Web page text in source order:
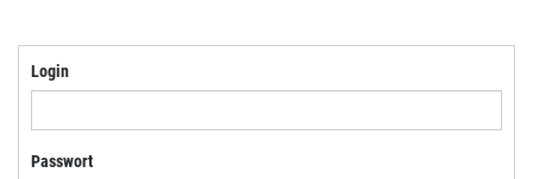
Login
Passwort